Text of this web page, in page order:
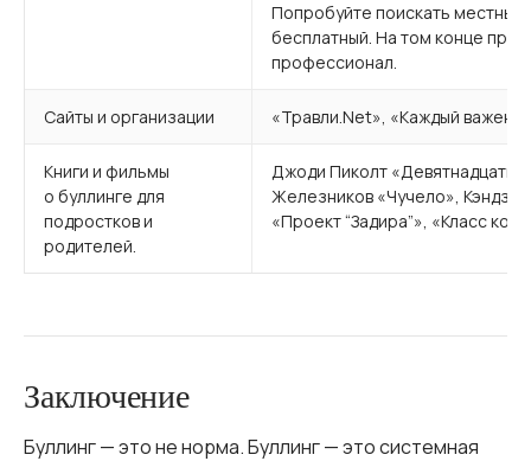
Попробуйте поискать
бесплатный. На том конце
профессионал.
Сайты и организации «Травли.Net», «Каждый важен»
Книги и фильмы
о буллинге для
подростков и
родителей.
Джоди Пиколт «Девятнадцать
Железников «Чучело»,
«Проект “Задира”», «Класс
Заключение
Буллинг — это не норма. Буллинг — это системная